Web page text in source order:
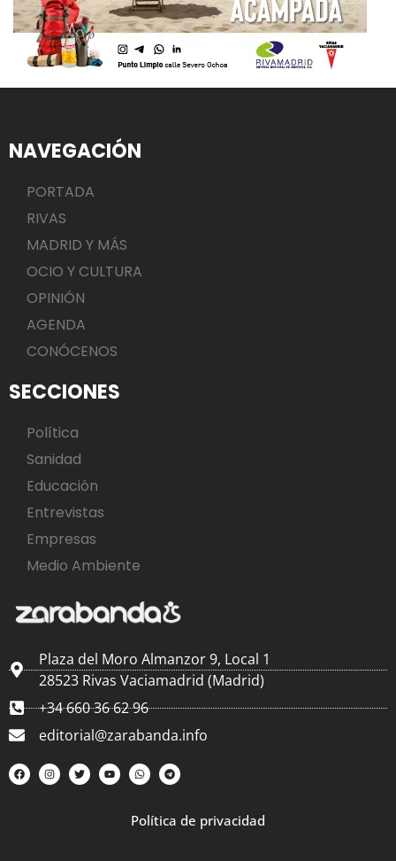
NAVEGACIÓN
PORTADA
RIVAS
MADRID Y MÁS
OCIO Y CULTURA
OPINIÓN
AGENDA
CONÓCENOS
SECCIONES
Política
Sanidad
Educación
Entrevistas
Empresas
Medio Ambiente
Plaza del Moro Almanzor 9, Local 1
28523 Rivas Vaciamadrid (Madrid)
+34 660 36 62 96
editorial@zarabanda.info
Política de privacidad